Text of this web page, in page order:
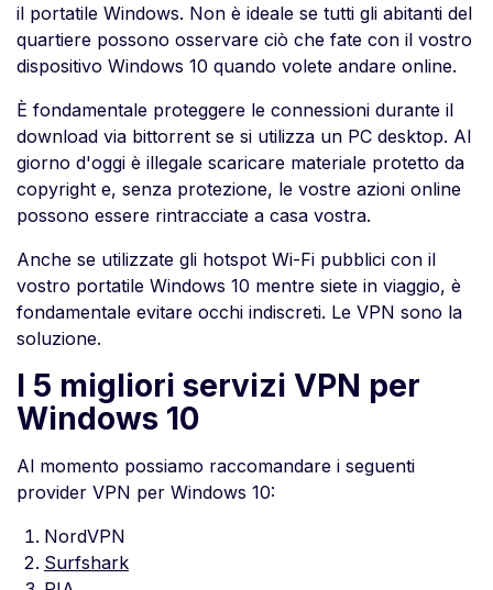
il portatile Windows. Non è ideale se tutti gli abitanti del
quartiere possono osservare ciò che fate con il vostro
dispositivo Windows 10 quando volete andare online.
È fondamentale proteggere le connessioni durante il
download via bittorrent se si utilizza un PC desktop. Al
giorno d'oggi è illegale scaricare materiale protetto da
copyright e, senza protezione, le vostre azioni online
possono essere rintracciate a casa vostra.
Anche se utilizzate gli hotspot Wi-Fi pubblici con il
vostro portatile Windows 10 mentre siete in viaggio, è
fondamentale evitare occhi indiscreti. Le VPN sono la
soluzione.
I 5 migliori servizi VPN per
Windows 10
Al momento possiamo raccomandare i seguenti
provider VPN per Windows 10:
NordVPN
Surfshark